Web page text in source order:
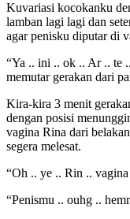
Kuvariasi kocokanku
lamban lagi lagi dan
agar penisku diputar di
“Ya .. ini .. ok .. Ar .. te
memutar gerakan dari
Kira-kira 3 menit
dengan posisi
vagina Rina dari
segera melesat.
“Oh .. ye .. Rin ..
“Penismu .. ouhg ..